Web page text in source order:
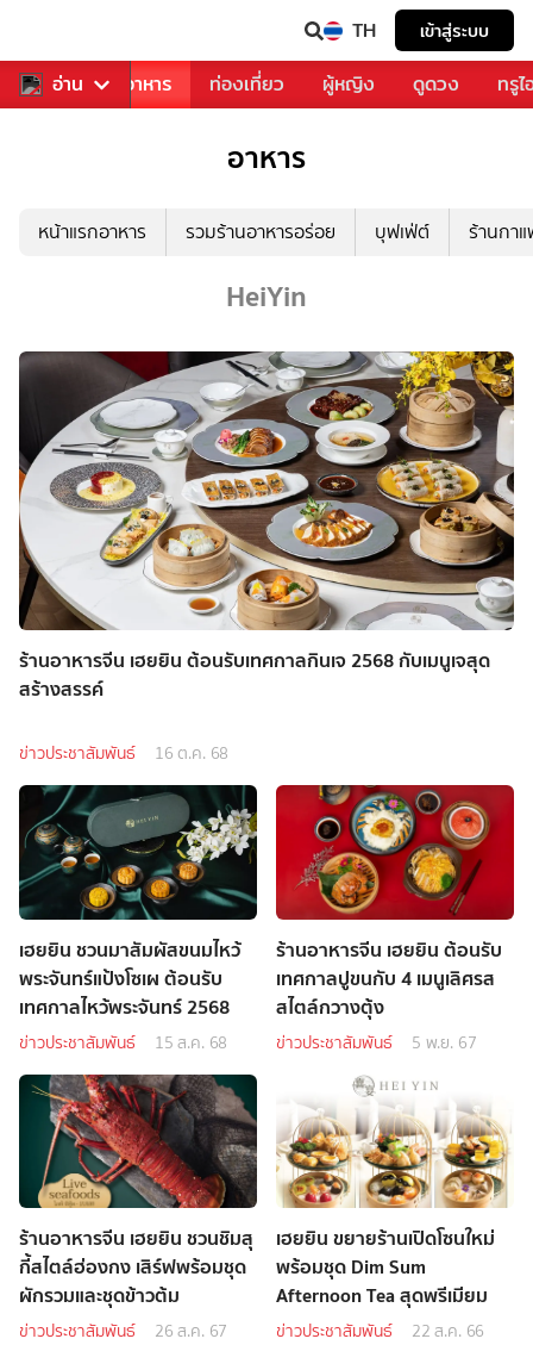
TH เข้าสู่ระบบ
อ่าน
การเพลง อาหาร ท่องเที่ยว ผู้หญิง ดูดวง ทรู
อาหาร
หน้าแรกอาหาร รวมร้านอาหารอร่อย บุฟเฟ่ต์ ร้านกา
HeiYin
ร้านอาหารจีน เฮยยิน ต้อนรับเทศกาลกินเจ 2568 กับเมนูเจสุด
สร้างสรรค์
ข่าวประชาสัมพันธ์ 16 ต.ค. 68
เฮยยิน ชวนมาสัมผัสขนมไหว้
พระจันทร์แป้งโซเผ ต้อนรับ
เทศกาลไหว้พระจันทร์ 2568
ข่าวประชาสัมพันธ์ 15 ส.ค. 68
ร้านอาหารจีน เฮยยิน ต้อนรับ
เทศกาลปูขนกับ 4 เมนูเลิศรส
สไตล์กวางตุ้ง
ข่าวประชาสัมพันธ์ 5 พ.ย. 67
ร้านอาหารจีน เฮยยิน ชวนชิมสุ
กี้สไตล์ฮ่องกง เสิร์ฟพร้อมชุด
ผักรวมและชุดข้าวต้ม
ข่าวประชาสัมพันธ์ 26 ส.ค. 67
เฮยยิน ขยายร้านเปิดโซนใหม่
พร้อมชุด Dim Sum
Afternoon Tea สุดพรีเมียม
ข่าวประชาสัมพันธ์ 22 ส.ค. 66